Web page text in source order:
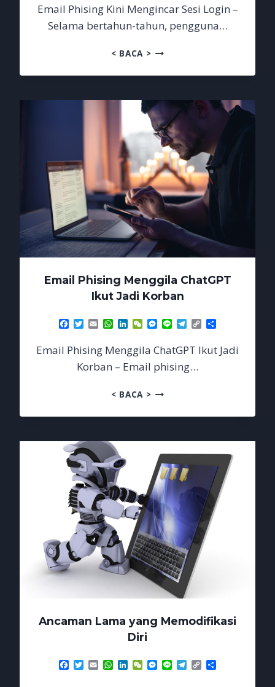
Email Phising Kini Mengincar Sesi Login –
Selama bertahun-tahun, pengguna…
< BACA >EMAIL
KINI
SESI
LOGIN
Email Phising Menggila ChatGPT
Ikut Jadi Korban
Facebook
TwitterEmailWhatsApp
LinkedIn
WeChatMessenger
Line Telegram
Copy
Link
Email Phising Menggila ChatGPT Ikut Jadi
Korban – Email phising…
< BACA >EMAIL
MENGGILA
IKUT
JADI
KORBAN
Ancaman Lama yang Memodifikasi
Diri
Facebook
TwitterEmailWhatsApp
LinkedIn
WeChatMessenger
Line Telegram
Copy
Link